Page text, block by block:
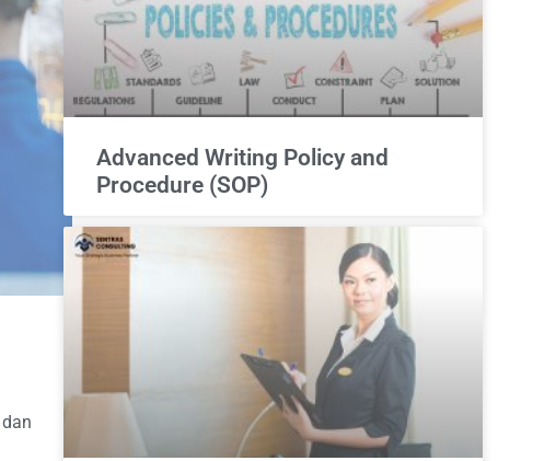
Advanced Writing Policy and
Procedure (SOP)